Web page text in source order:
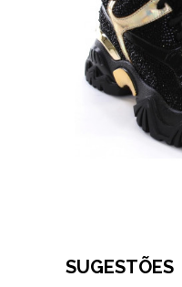
SUGESTÕES